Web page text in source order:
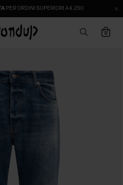
PER ORDINI SUPERIORI A € 250
0